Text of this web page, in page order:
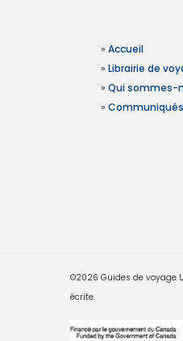
» Accueil
» Librairie de
» Qui sommes-
»
©2026 Guides de voyage
écrite.